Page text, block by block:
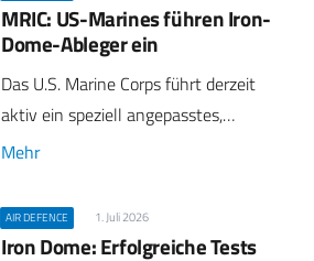
MRIC: US-Marines führen Iron-
Dome-Ableger ein
Das U.S. Marine Corps führt derzeit
aktiv ein speziell angepasstes,…
Mehr
AIR DEFENCE 1. Juli 2026
Iron Dome: Erfolgreiche Tests